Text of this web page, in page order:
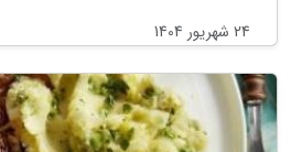
24 شهریور 1404